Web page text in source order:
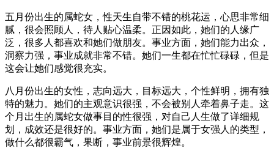
五月份出生的属蛇女，性天生自带不错的桃花运，心思非常细
腻，很会照顾人，待人贴心温柔。正因如此，她们的人缘广
泛，很多人都喜欢和她们做朋友。事业方面，她们能力出众，
洞察力强，事业成就非常不错。她们一生都在忙忙碌碌，但是
这会让她们感觉很充实。
八月份出生的女性，志向远大，目标远大，个性鲜明，拥有独
特的魅力。她们的主观意识很强，不会被别人牵着鼻子走。这
个月出生的属蛇女做事目的性很强，对自己人生做了详细规
划，成效还是很好的。事业方面，她们是属于女强人的类型，
做什么都很霸气，果断，事业前景很辉煌。